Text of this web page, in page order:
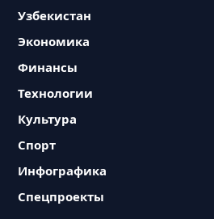
Узбекистан
Экономика
Финансы
Технологии
Культура
Спорт
Инфографика
Спецпроекты